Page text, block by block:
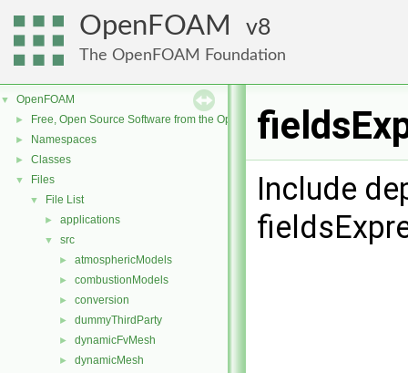
OpenFOAM 8
The OpenFOAM Foundation
▼ OpenFOAM
► Free, Open Source Software from the OpenFOAM Foundation
► Namespaces
► Classes
▼ Files
▼ File List
► applications
▼ src
► atmosphericModels
► combustionModels
► conversion
► dummyThirdParty
► dynamicFvMesh
► dynamicMesh
Include